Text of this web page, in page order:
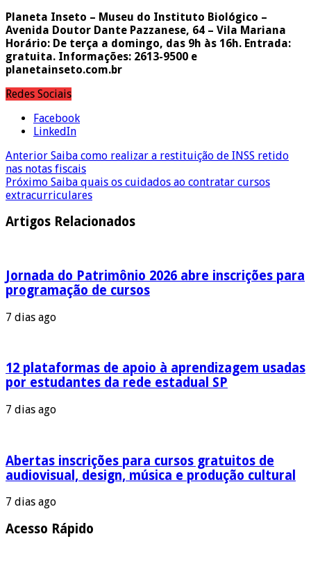
Planeta Inseto – Museu do Instituto Biológico –
Avenida Doutor Dante Pazzanese, 64 – Vila Mariana
Horário: De terça a domingo, das 9h às 16h. Entrada:
gratuita. Informações: 2613-9500 e
planetainseto.com.br
Redes Sociais
Facebook
LinkedIn
Anterior Saiba como realizar a restituição de INSS retido
nas notas fiscais
Próximo Saiba quais os cuidados ao contratar cursos
extracurriculares
Artigos Relacionados
Jornada do Patrimônio 2026 abre inscrições para
programação de cursos
7 dias ago
12 plataformas de apoio à aprendizagem usadas
por estudantes da rede estadual SP
7 dias ago
Abertas inscrições para cursos gratuitos de
audiovisual, design, música e produção cultural
7 dias ago
Acesso Rápido